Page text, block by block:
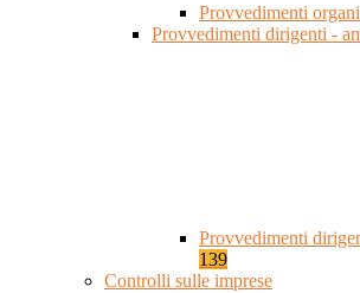
Provvedimenti
Provvedimenti dirigenti -
Provvedimenti
139
Controlli sulle imprese